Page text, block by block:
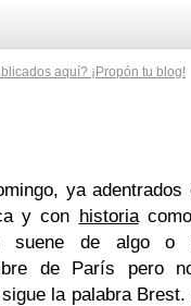
aquí? ¡Propón tu blog!
ya
y con historia
de algo o
de París pero
la palabra